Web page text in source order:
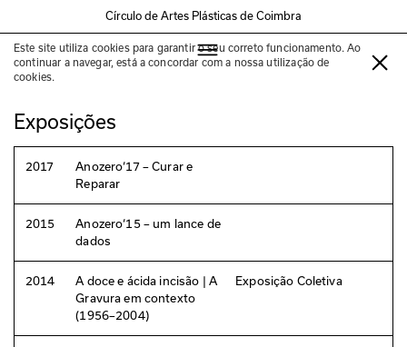
Círculo de Artes Plásticas de Coimbra
Este site utiliza cookies para garantir o seu correto funcionamento. Ao
continuar a navegar, está a concordar com a nossa utilização de
cookies.
Julião Sarmento
Exposições
2017
Anozero‘17 – Curar e
Reparar
2015
Anozero‘15 – um lance de
dados
2014
A doce e ácida incisão | A
Gravura em contexto
(1956–2004)
Exposição Coletiva